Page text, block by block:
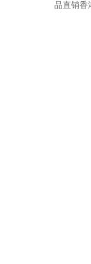
品直销香